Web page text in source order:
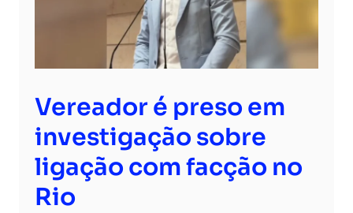
Vereador é preso em
investigação sobre
ligação com facção no
Rio